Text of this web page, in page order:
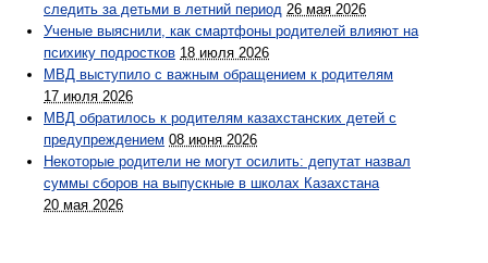
следить за детьми в летний период 26 мая 2026
Ученые выяснили, как смартфоны родителей влияют на
психику подростков 18 июля 2026
МВД выступило с важным обращением к родителям
17 июля 2026
МВД обратилось к родителям казахстанских детей с
предупреждением 08 июня 2026
Некоторые родители не могут осилить: депутат назвал
суммы сборов на выпускные в школах Казахстана
20 мая 2026